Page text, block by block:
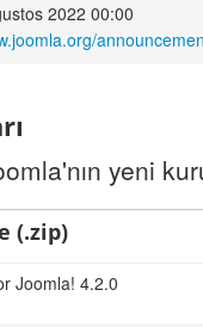
2022 00:00
yeni
(.zip)
Joomla! 4.2.0